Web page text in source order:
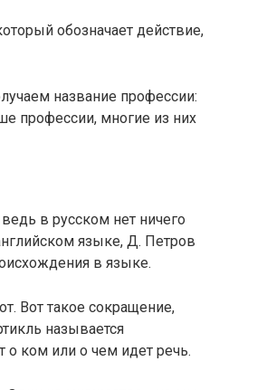
обозначает действие,
название профессии:
профессии, многие из них
в русском нет ничего
языке, Д. Петров
в языке.
Вот такое сокращение,
называется
о ком или о чем идет речь.